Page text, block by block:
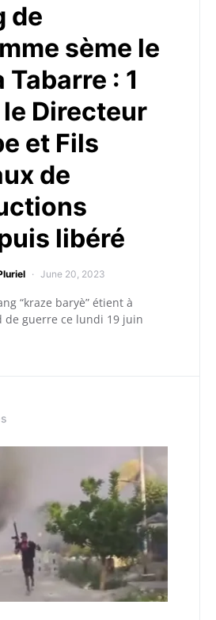
de
sème le
Tabarre : 1
Directeur
et Fils
de
libéré
June 20, 2023
“kraze baryè” étient à
de guerre ce lundi 19 juin